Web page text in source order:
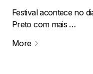
Festival acontece no
Preto com mais …
More